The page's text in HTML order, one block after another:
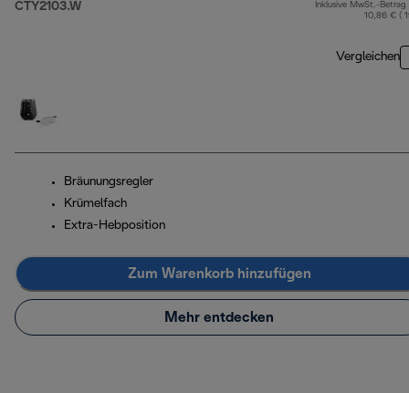
CTY2103.W
Inklusive MwSt.-Betrag
10,86 € (
Vergleichen
Bräunungsregler
Krümelfach
Extra-Hebposition
Zum Warenkorb hinzufügen
Mehr entdecken